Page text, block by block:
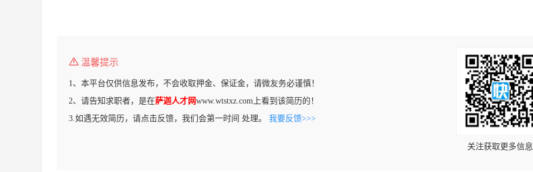
温馨提示
1、本平台仅供信息发布，不会收取押金、保证金，请微友务必谨慎！
2、请告知求职者，是在萨迦人才网www.wtstxz.com上看到该简历的！
3.如遇无效简历，请点击反馈，我们会第一时间 处理。 我要反馈>>>
关注获取更多信息